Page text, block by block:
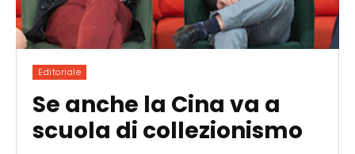
Editoriale
Se anche la Cina va a
scuola di collezionismo